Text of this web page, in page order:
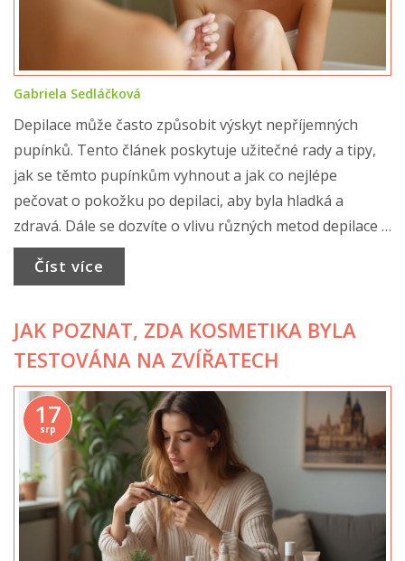
Gabriela Sedláčková
Depilace může často způsobit výskyt nepříjemných
pupínků. Tento článek poskytuje užitečné rady a tipy,
jak se těmto pupínkům vyhnout a jak co nejlépe
pečovat o pokožku po depilaci, aby byla hladká a
zdravá. Dále se dozvíte o vlivu různých metod depilace a
o tom, jaký typ péče je pro vaši pleť nejvhodnější.
Číst více
JAK POZNAT, ZDA KOSMETIKA BYLA
TESTOVÁNA NA ZVÍŘATECH
17
srp